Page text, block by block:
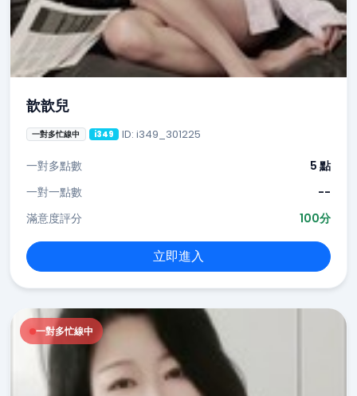
歆歆兒
一對多忙線中 i349 ID: i349_301225
一對多點數
5 點
一對一點數
--
滿意度評分
100分
立即進入
一對多忙線中